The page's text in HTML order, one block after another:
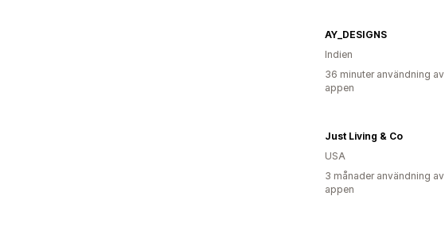
AY_DESIGNS
Indien
36 minuter användning av
appen
Just Living & Co
USA
3 månader användning av
appen